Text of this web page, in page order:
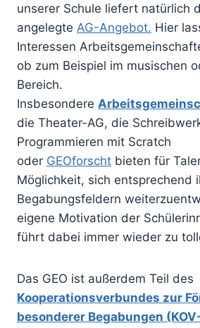
unserer Schule liefert natürlich
angelegte AG-Angebot. Hier
Interessen
ob zum Beispiel im musischen
Bereich.
Insbesondere
die Theater-AG, die
Programmieren mit Scratch
oder GEOforscht bieten für
Möglichkeit, sich entsprechend
Begabungsfeldern
eigene Motivation der
führt dabei immer wieder zu
Das GEO ist außerdem Teil des
Kooperationsverbundes zur
besonderer Begabungen